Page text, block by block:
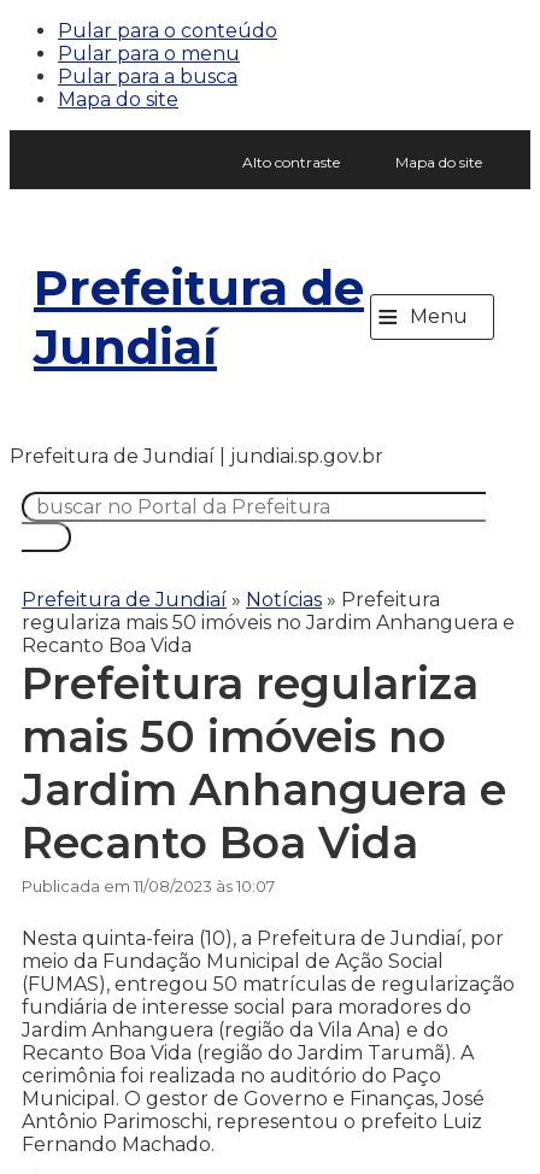
Pular para o conteúdo
Pular para o menu
Pular para a busca
Mapa do site
Alto contraste Mapa do site
Prefeitura de
Jundiaí
≡ Menu
Prefeitura de Jundiaí | jundiai.sp.gov.br
Prefeitura de Jundiaí » Notícias » Prefeitura
regulariza mais 50 imóveis no Jardim Anhanguera e
Recanto Boa Vida
Prefeitura regulariza
mais 50 imóveis no
Jardim Anhanguera e
Recanto Boa Vida
Publicada em 11/08/2023 às 10:07
Nesta quinta-feira (10), a Prefeitura de Jundiaí, por
meio da Fundação Municipal de Ação Social
(FUMAS), entregou 50 matrículas de regularização
fundiária de interesse social para moradores do
Jardim Anhanguera (região da Vila Ana) e do
Recanto Boa Vida (região do Jardim Tarumã). A
cerimônia foi realizada no auditório do Paço
Municipal. O gestor de Governo e Finanças, José
Antônio Parimoschi, representou o prefeito Luiz
Fernando Machado.